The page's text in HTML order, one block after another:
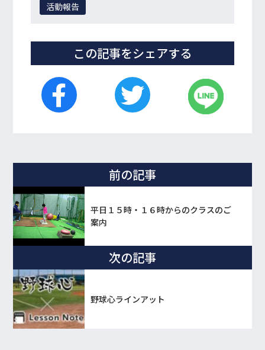
活動報告
この記事をシェアする
前の記事
平日１５時・１６時からのクラスのご
案内
次の記事
野球心ラインアット